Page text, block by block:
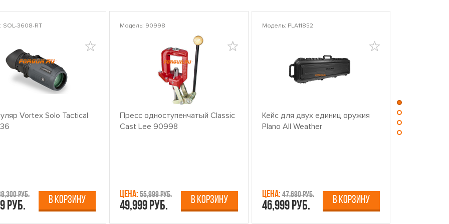
SOL-3608-RT
Vortex Solo Tactical
руб.
руб. В КОРЗИНУ
Модель: 90998
Пресс одноступенчатый Classic
Cast Lee 90998
Цена: 55,999 руб.
49,999 руб. В КОРЗИНУ
Модель: PLA11852
Кейс для двух единиц оружия
Plano All Weather
Цена:47,690 руб.
46,999 руб. В КОРЗИНУ